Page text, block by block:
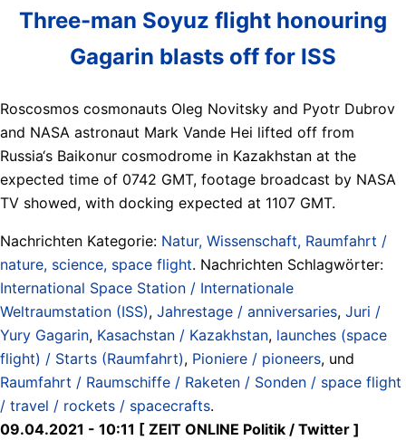
Three-man Soyuz flight honouring
Gagarin blasts off for ISS
Roscosmos cosmonauts Oleg Novitsky and Pyotr Dubrov
and NASA astronaut Mark Vande Hei lifted off from
Russia‘s Baikonur cosmodrome in Kazakhstan at the
expected time of 0742 GMT, footage broadcast by NASA
TV showed, with docking expected at 1107 GMT.
Nachrichten Kategorie: Natur, Wissenschaft, Raumfahrt /
nature, science, space flight. Nachrichten Schlagwörter:
International Space Station / Internationale
Weltraumstation (ISS), Jahrestage / anniversaries, Juri /
Yury Gagarin, Kasachstan / Kazakhstan, launches (space
flight) / Starts (Raumfahrt), Pioniere / pioneers, und
Raumfahrt / Raumschiffe / Raketen / Sonden / space flight
/ travel / rockets / spacecrafts.
09.04.2021 - 10:11 [ ZEIT ONLINE Politik / Twitter ]